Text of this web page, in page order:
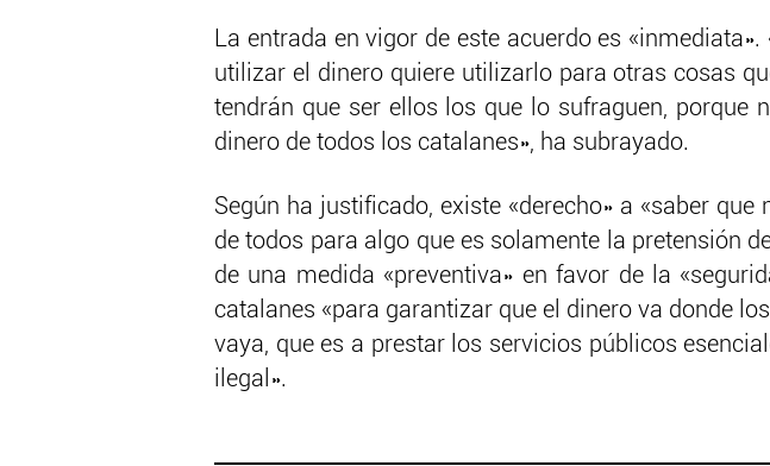
La entrada en vigor de este acuerdo es
utilizar el dinero quiere utilizarlo para otras cosas
tendrán que ser ellos los que lo sufraguen, porque
dinero de todos los catalanes», ha subrayado.
Según ha justificado, existe «derecho» a «saber que
de todos para algo que es solamente la pretensión
de una medida «preventiva» en favor de la
catalanes «para garantizar que el dinero va donde
vaya, que es a prestar los servicios públicos
ilegal».